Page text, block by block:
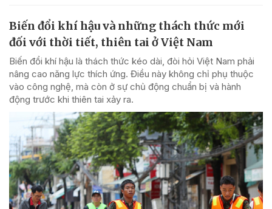
Biến đổi khí hậu và những thách thức mới
đối với thời tiết, thiên tai ở Việt Nam
Biến đổi khí hậu là thách thức kéo dài, đòi hỏi Việt Nam phải
nâng cao năng lực thích ứng. Điều này không chỉ phụ thuộc
vào công nghệ, mà còn ở sự chủ động chuẩn bị và hành
động trước khi thiên tai xảy ra.